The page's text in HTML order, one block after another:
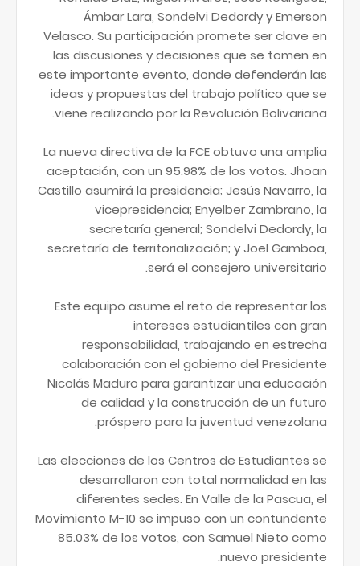
Ámbar Lara, Sondelvi Dedordy y Emerson
Velasco. Su participación promete ser clave en
las discusiones y decisiones que se tomen en
este importante evento, donde defenderán las
ideas y propuestas del trabajo político que se
viene realizando por la Revolución Bolivariana.
La nueva directiva de la FCE obtuvo una amplia
aceptación, con un 95.98% de los votos. Jhoan
Castillo asumirá la presidencia; Jesús Navarro, la
vicepresidencia; Enyelber Zambrano, la
secretaría general; Sondelvi Dedordy, la
secretaría de territorialización; y Joel Gamboa,
será el consejero universitario.
Este equipo asume el reto de representar los
intereses estudiantiles con gran
responsabilidad, trabajando en estrecha
colaboración con el gobierno del Presidente
Nicolás Maduro para garantizar una educación
de calidad y la construcción de un futuro
próspero para la juventud venezolana.
Las elecciones de los Centros de Estudiantes se
desarrollaron con total normalidad en las
diferentes sedes. En Valle de la Pascua, el
Movimiento M-10 se impuso con un contundente
85.03% de los votos, con Samuel Nieto como
nuevo presidente.